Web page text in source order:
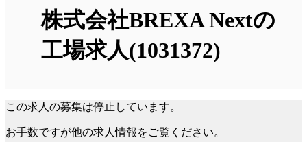
株式会社BREXA Nextの
工場求人(1031372)
この求人の募集は停止しています。
お手数ですが他の求人情報をご覧ください。